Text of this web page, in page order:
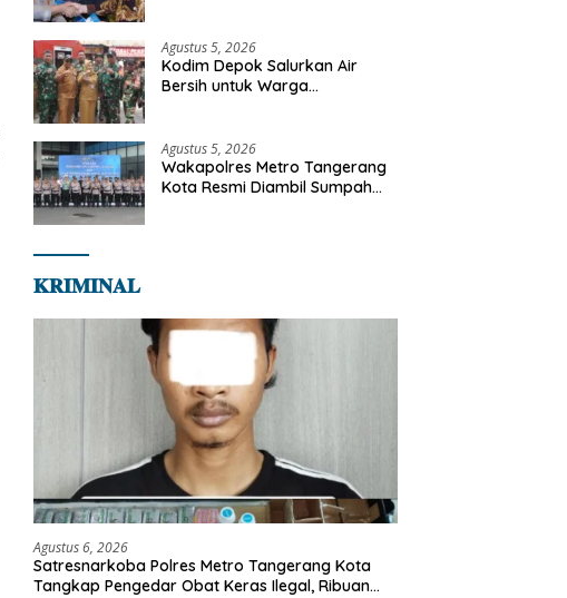
Agustus 5, 2026
Kodim Depok Salurkan Air
Bersih untuk Warga
Agustus 5, 2026
Wakapolres Metro Tangerang
Kota Resmi Diambil Sumpah
𝐊𝐑𝐈𝐌𝐈𝐍𝐀𝐋
Agustus 6, 2026
Satresnarkoba Polres Metro Tangerang Kota
Tangkap Pengedar Obat Keras Ilegal, Ribuan